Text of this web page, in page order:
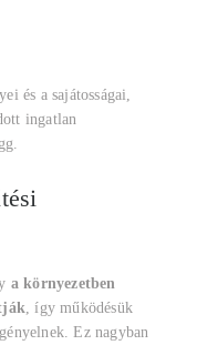
és a sajátosságai,
ingatlan
a környezetben
, így működésük
Ez nagyban